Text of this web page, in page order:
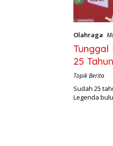
Olahraga
25
Topik Berita
Sudah 25
Legenda